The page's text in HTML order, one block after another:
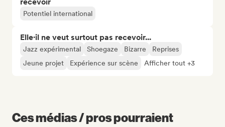
Potentiel international
Elle·il ne veut surtout pas recevoir...
Jazz expérimental Shoegaze Bizarre
Reprises
Jeune projet
Expérience sur scène Afficher tout +3
Ces médias / pros pourraient